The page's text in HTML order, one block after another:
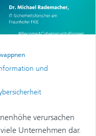
und
verursachen
Unternehmen dar.